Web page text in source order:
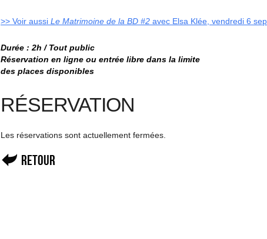
>> Voir aussi Le Matrimoine de la BD #2 avec Elsa Klée, vendredi 6
Durée : 2h / Tout public
Réservation en ligne ou entrée libre dans la limite
des places disponibles
RÉSERVATION
Les réservations sont actuellement fermées.
Retour